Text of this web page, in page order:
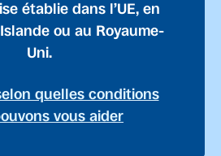
établie dans l’UE, en
ou au Royaume-
Uni.
quelles conditions
vous aider